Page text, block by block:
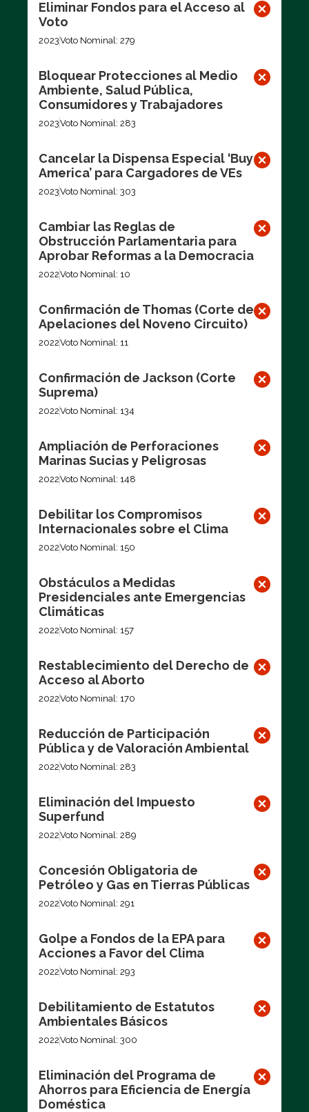
Eliminar Fondos para el Acceso al
Voto
2023Voto Nominal: 279
Bloquear Protecciones al Medio
Ambiente, Salud Pública,
Consumidores y Trabajadores
2023Voto Nominal: 283
Cancelar la Dispensa Especial ‘Buy
America’ para Cargadores de VEs
2023Voto Nominal: 303
Cambiar las Reglas de
Obstrucción Parlamentaria para
Aprobar Reformas a la Democracia
2022Voto Nominal: 10
Confirmación de Thomas (Corte de
Apelaciones del Noveno Circuito)
2022Voto Nominal: 11
Confirmación de Jackson (Corte
Suprema)
2022Voto Nominal: 134
Ampliación de Perforaciones
Marinas Sucias y Peligrosas
2022Voto Nominal: 148
Debilitar los Compromisos
Internacionales sobre el Clima
2022Voto Nominal: 150
Obstáculos a Medidas
Presidenciales ante Emergencias
Climáticas
2022Voto Nominal: 157
Restablecimiento del Derecho de
Acceso al Aborto
2022Voto Nominal: 170
Reducción de Participación
Pública y de Valoración Ambiental
2022Voto Nominal: 283
Eliminación del Impuesto
Superfund
2022Voto Nominal: 289
Concesión Obligatoria de
Petróleo y Gas en Tierras Públicas
2022Voto Nominal: 291
Golpe a Fondos de la EPA para
Acciones a Favor del Clima
2022Voto Nominal: 293
Debilitamiento de Estatutos
Ambientales Básicos
2022Voto Nominal: 300
Eliminación del Programa de
Ahorros para Eficiencia de Energía
Doméstica